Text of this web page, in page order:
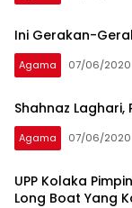
Ini Gerakan-
Agama 07/06/2020
Shahnaz
Agama 07/06/2020
UPP Kolaka
Long Boat Yang